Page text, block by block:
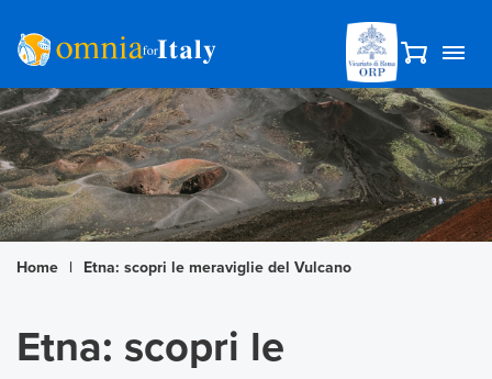
Home | Etna: scopri le meraviglie del Vulcano
Etna: scopri le